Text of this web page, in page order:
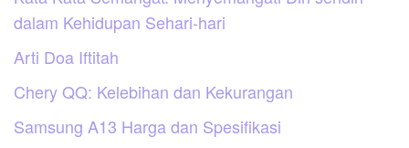
dalam Kehidupan Sehari-hari
Arti Doa Iftitah
Chery QQ: Kelebihan dan Kekurangan
Samsung A13 Harga dan Spesifikasi